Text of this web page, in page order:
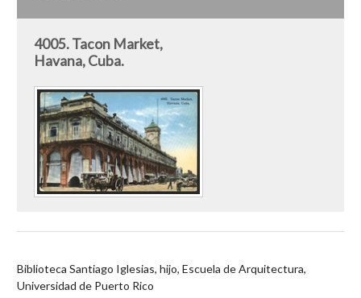
4005. Tacon Market,
Havana, Cuba.
Biblioteca Santiago Iglesias, hijo, Escuela de Arquitectura,
Universidad de Puerto Rico